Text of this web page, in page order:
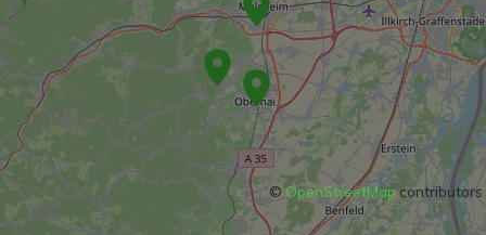
©OpenStreetMapcontributors